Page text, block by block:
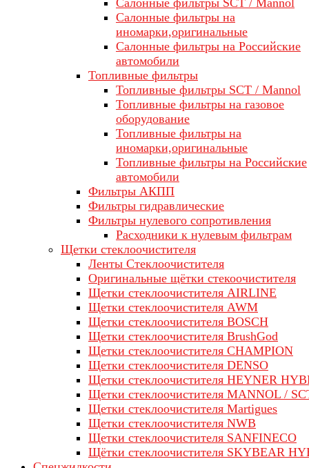
Салонные фильтры SCT / Mannol
Салонные фильтры на
иномарки,оригинальные
Салонные фильтры на Российские
автомобили
Топливные фильтры
Топливные фильтры SCT / Mannol
Топливные фильтры на газовое
оборудование
Топливные фильтры на
иномарки,оригинальные
Топливные фильтры на Российские
автомобили
Фильтры АКПП
Фильтры гидравлические
Фильтры нулевого сопротивления
Расходники к нулевым фильтрам
Щетки стеклоочистителя
Ленты Стеклоочистителя
Оригинальные щётки стекоочистителя
Щетки стеклоочистителя AIRLINE
Щетки стеклоочистителя AWM
Щетки стеклоочистителя BOSCH
Щетки стеклоочистителя BrushGod
Щетки стеклоочистителя CHAMPION
Щетки стеклоочистителя DENSO
Щетки стеклоочистителя HEYNER
Щетки стеклоочистителя MANNOL /
Щетки стеклоочистителя Martigues
Щетки стеклоочистителя NWB
Щетки стеклоочистителя SANFINECO
Щётки стеклоочистителя SKYBEAR